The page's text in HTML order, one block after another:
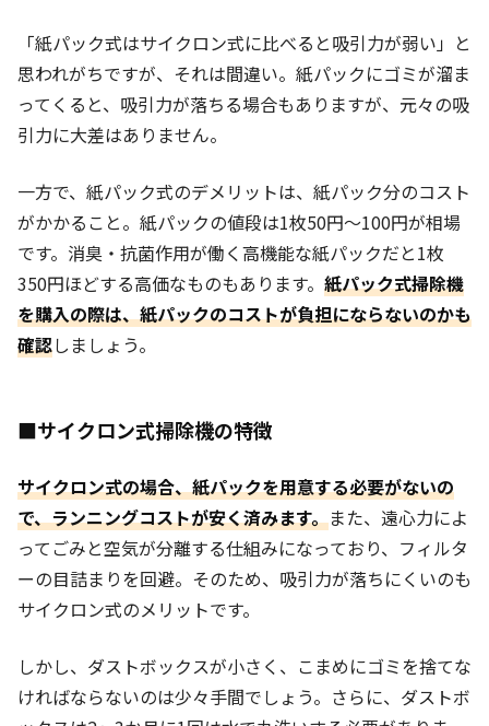
「紙パック式はサイクロン式に比べると吸引力が弱い」と
思われがちですが、それは間違い。紙パックにゴミが溜ま
ってくると、吸引力が落ちる場合もありますが、元々の吸
引力に大差はありません。
一方で、紙パック式のデメリットは、紙パック分のコスト
がかかること。 紙パックの値段は1枚50円～100円が相場
です。 消臭・抗菌作用が働く高機能な紙パックだと1枚
350円ほどする高価なものもあります。 紙パック式掃除機
を購入の際は、紙パックのコストが負担にならないのかも
確認しましょう。
■サイクロン式掃除機の特徴
サイクロン式の場合、紙パックを用意する必要がないの
で、ランニングコストが安く済みます。また、遠心力によ
ってごみと空気が分離する仕組みになっており、フィルタ
ーの目詰まりを回避。そのため、吸引力が落ちにくいのも
サイクロン式のメリットです。
しかし、ダストボックスが小さく、こまめにゴミを捨てな
ければならないのは少々手間でしょう。さらに、ダストボ